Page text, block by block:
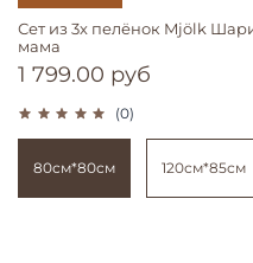
(0)
Сет из 3х пелёнок Mjölk
мама
1 799.00 руб
80см*80см 120см*85см